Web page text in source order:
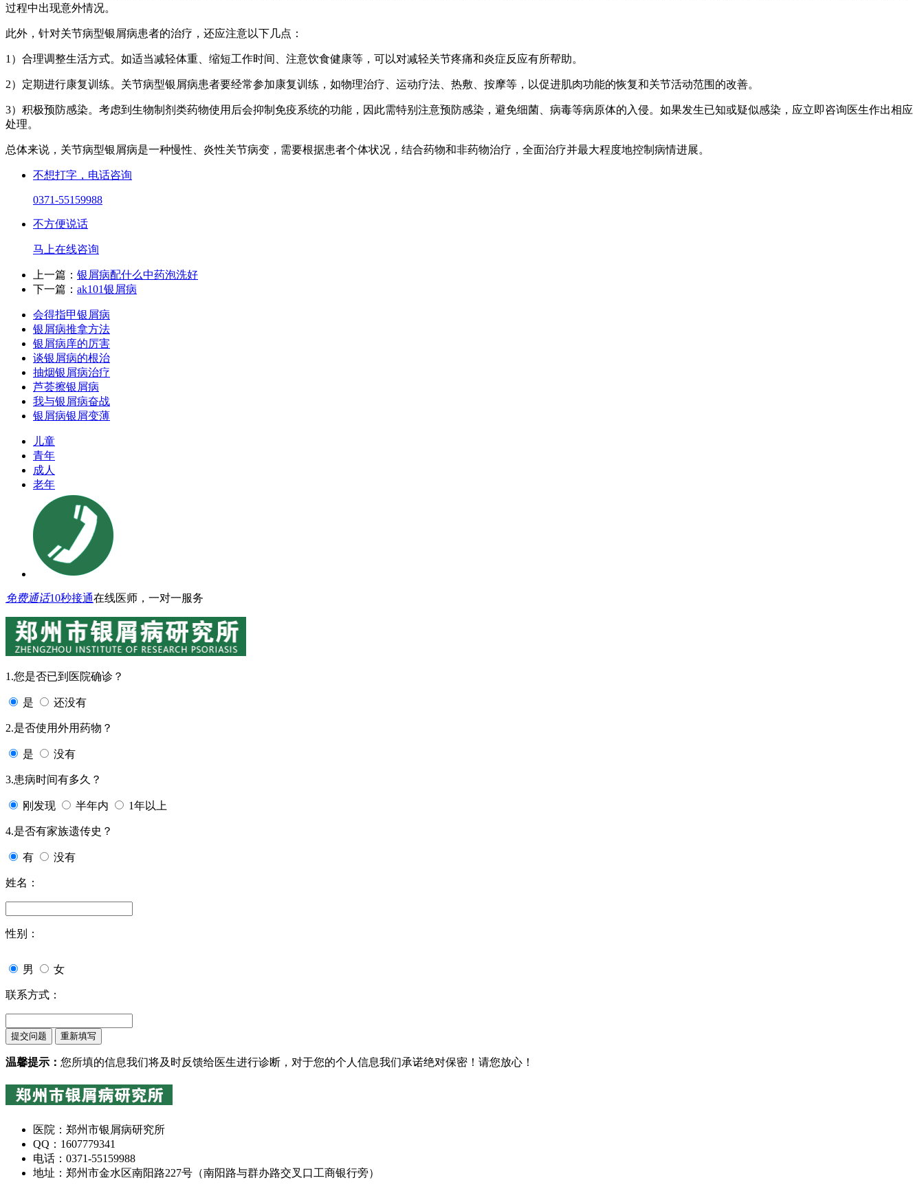
过程中出现意外情况。
此外，针对关节病型银屑病患者的治疗，还应注意以下几点：
1）合理调整生活方式。如适当减轻体重、缩短工作时间、注意饮食健康等，可以对减轻关节疼痛和炎症反应有所帮助。
2）定期进行康复训练。关节病型银屑病患者要经常参加康复训练，如物理治疗、运动疗法、热敷、按摩等，以促进肌肉功能的恢复和关节活动范围的改善。
3）积极预防感染。考虑到生物制剂类药物使用后会抑制免疫系统的功能，因此需特别注意预防感染，避免细菌、病毒等病原体的入侵。如果发生已知或疑似感染，应立即咨询医生作出相应
处理。
总体来说，关节病型银屑病是一种慢性、炎性关节病变，需要根据患者个体状况，结合药物和非药物治疗，全面治疗并最大程度地控制病情进展。
不想打字，电话咨询
0371-55159988
不方便说话
马上在线咨询
上一篇： 银屑病配什么中药泡洗好
下一篇： ak101银屑病
会得指甲银屑病
银屑病推拿方法
银屑病庠的厉害
谈银屑病的根治
抽烟银屑病治疗
芦荟擦银屑病
我与银屑病奋战
银屑病银屑变薄
儿童
青年
成人
老年
免费通话10秒接通在线医师，一对一服务
1.您是否已到医院确诊？
是 还没有
2.是否使用外用药物？
是 没有
3.患病时间有多久？
刚发现 半年内 1年以上
4.是否有家族遗传史？
有 没有
姓名：
性别：
男 女
联系方式：
温馨提示： 您所填的信息我们将及时反馈给医生进行诊断，对于您的个人信息我们承诺绝对保密！请您放心！
医院：郑州市银屑病研究所
QQ：1607779341
电话：0371-55159988
地址：郑州市金水区南阳路227号（南阳路与群办路交叉口工商银行旁）